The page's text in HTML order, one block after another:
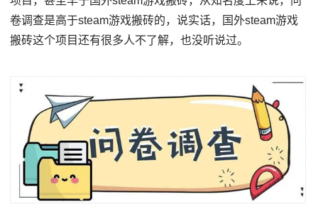
卷调查是高于steam游戏搬砖的，说实话，国外steam游戏
搬砖这个项目还有很多人不了解，也没听说过。